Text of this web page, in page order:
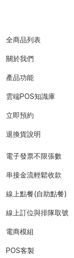
全商品列表
關於我們
產品功能
雲端POS知識庫
立即預約
退換貨說明
電子發票不限張數
串接金流輕鬆收款
線上點餐(自助點餐)
線上訂位與排隊取號
電商模組
POS客製